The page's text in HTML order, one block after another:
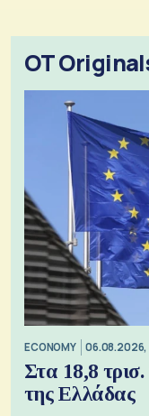
OT
ECONOMY 06.08.2026,
Στα 18,8
της Ελλάδας